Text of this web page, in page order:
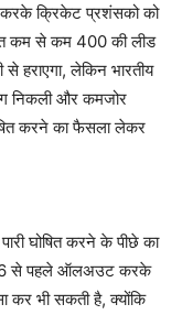
करके क्रिकेट प्रशंसको को
कम से कम 400 की लीड
से हराएगा, लेकिन भारतीय
निकली और कमजोर
करने का फैसला लेकर
घोषित करने के पीछे का
से पहले ऑलअउट करके
कर भी सकती है, क्योंकि